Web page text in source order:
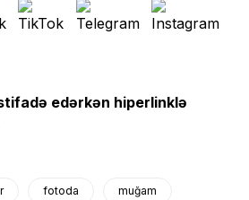
edərkən hiperlinklə
fotoda muğam